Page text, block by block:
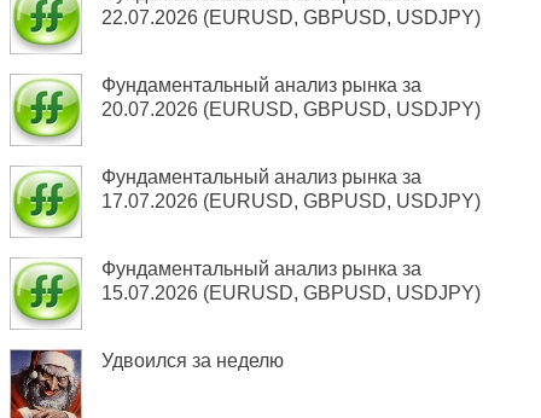
22.07.2026 (EURUSD, GBPUSD, USDJPY)
Фундаментальный анализ рынка за
20.07.2026 (EURUSD, GBPUSD, USDJPY)
Фундаментальный анализ рынка за
17.07.2026 (EURUSD, GBPUSD, USDJPY)
Фундаментальный анализ рынка за
15.07.2026 (EURUSD, GBPUSD, USDJPY)
Удвоился за неделю